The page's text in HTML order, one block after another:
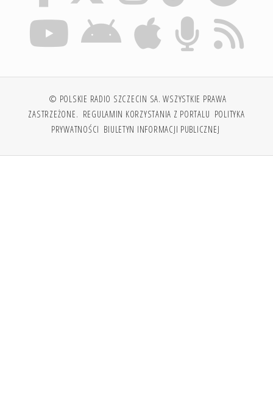
© POLSKIE RADIO SZCZECIN SA. WSZYSTKIE PRAWA
ZASTRZEŻONE. REGULAMIN KORZYSTANIA Z PORTALU POLITYKA
PRYWATNOŚCI BIULETYN INFORMACJI PUBLICZNEJ